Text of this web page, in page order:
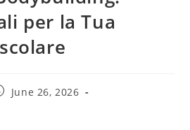
per la Tua
June 26, 2026